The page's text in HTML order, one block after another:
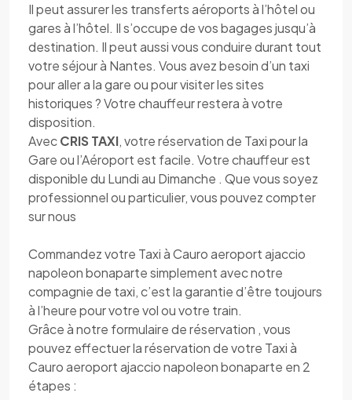
Il peut assurer les transferts aéroports à l’hôtel ou
gares à l’hôtel. Il s’occupe de vos bagages jusqu’à
destination. Il peut aussi vous conduire durant tout
votre séjour à Nantes. Vous avez besoin d’un taxi
pour aller a la gare ou pour visiter les sites
historiques ? Votre chauffeur restera à votre
disposition.
AvecCRIS TAXI, votre réservation de Taxi pour la
Gare ou l’Aéroport est facile. Votre chauffeur est
disponible du Lundi au Dimanche . Que vous soyez
professionnel ou particulier, vous pouvez compter
sur nous
Commandez votre Taxi à Cauro aeroport ajaccio
napoleon bonaparte simplement avec notre
compagnie de taxi, c’est la garantie d’être toujours
à l’heure pour votre vol ou votre train.
Grâce à notre formulaire de réservation , vous
pouvez effectuer la réservation de votre Taxi à
Cauro aeroport ajaccio napoleon bonaparte en 2
étapes :